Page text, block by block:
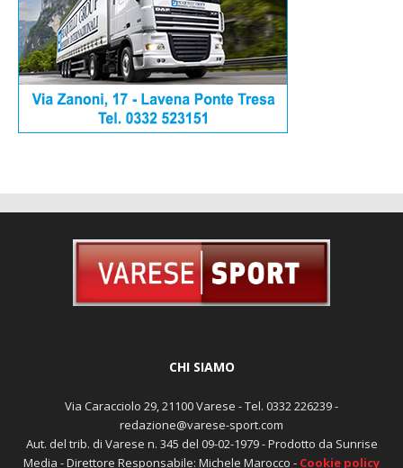
CHI SIAMO
Via Caracciolo 29, 21100 Varese - Tel. 0332 226239 -
redazione@varese-sport.com
Aut. del trib. di Varese n. 345 del 09-02-1979 - Prodotto da Sunrise
Media - Direttore Responsabile: Michele Marocco - Cookie policy